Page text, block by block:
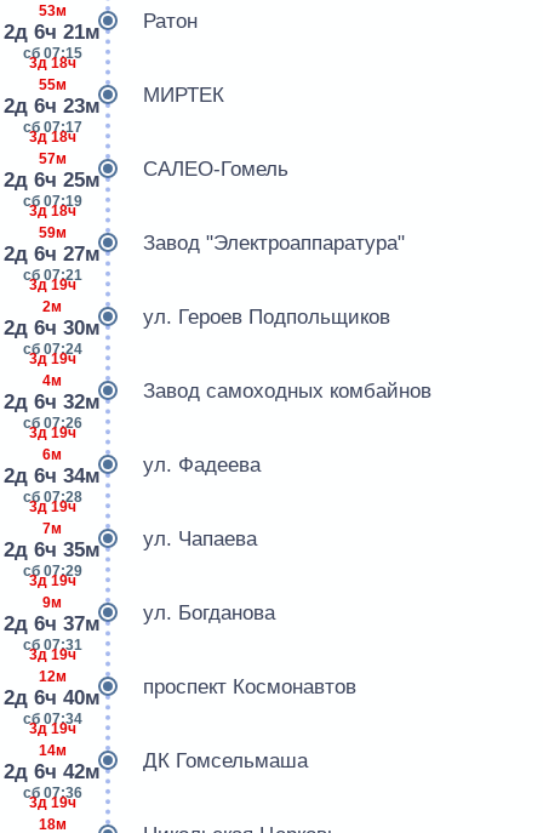
53м
2д 6ч 21м
сб 07:15
Ратон
3д 18ч
55м
2д 6ч 23м
сб 07:17
МИРТЕК
3д 18ч
57м
2д 6ч 25м
сб 07:19
САЛЕО-Гомель
3д 18ч
59м
2д 6ч 27м
сб 07:21
Завод "Электроаппаратура"
3д 19ч
2м
2д 6ч 30м
сб 07:24
ул. Героев Подпольщиков
3д 19ч
4м
2д 6ч 32м
сб 07:26
Завод самоходных комбайнов
3д 19ч
6м
2д 6ч 34м
сб 07:28
ул. Фадеева
3д 19ч
7м
2д 6ч 35м
сб 07:29
ул. Чапаева
3д 19ч
9м
2д 6ч 37м
сб 07:31
ул. Богданова
3д 19ч
12м
2д 6ч 40м
сб 07:34
проспект Космонавтов
3д 19ч
14м
2д 6ч 42м
сб 07:36
ДК Гомсельмаша
3д 19ч
18м